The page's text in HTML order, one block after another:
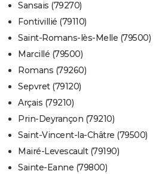
Sansais (79270)
Fontivillié (79110)
Saint-Romans-lès-Melle (79500)
Marcillé (79500)
Romans (79260)
Sepvret (79120)
Arçais (79210)
Prin-Deyrançon (79210)
Saint-Vincent-la-Châtre (79500)
Mairé-Levescault (79190)
Sainte-Eanne (79800)